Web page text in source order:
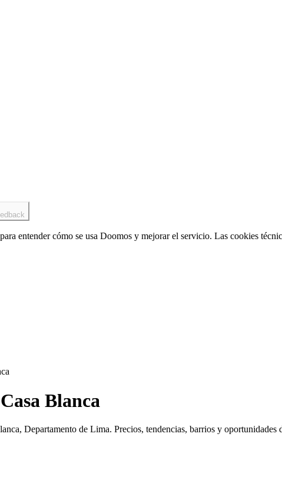
entender cómo se usa Doomos y mejorar el servicio. Las cookies
Casa Blanca
, Departamento de Lima. Precios, tendencias, barrios y oportunidades